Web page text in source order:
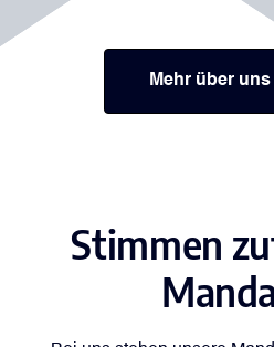
Mehr über
Stimmen